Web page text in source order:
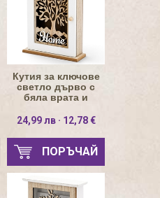
Кутия за ключове
светло дърво с
бяла врата и
24,99 лв · 12,78 €
ПОРЪЧАЙ